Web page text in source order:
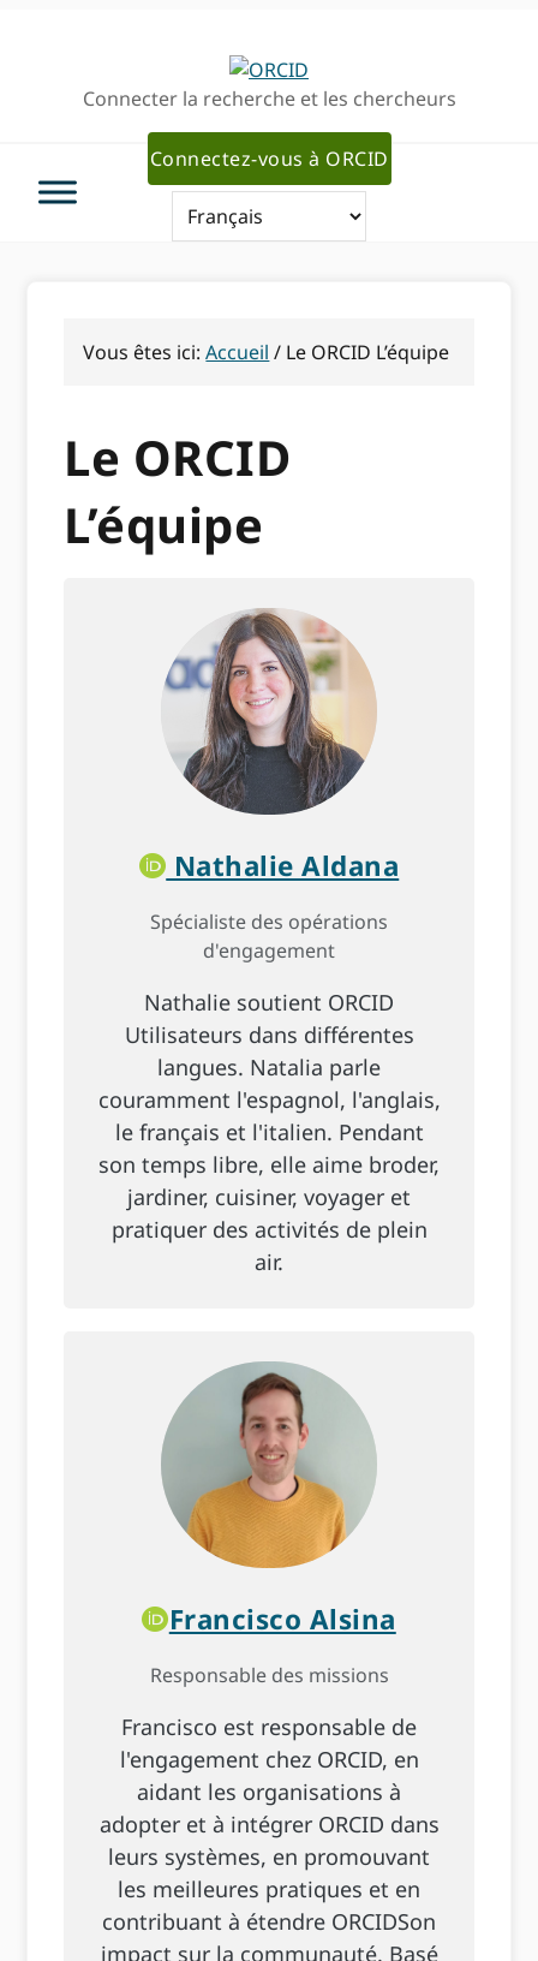
navigationConnecter la recherche et les chercheurs
Connectez-vous à ORCID
Vous êtes ici:Accueil / Le ORCID L’équipe
Le ORCID
L’équipe
Nathalie Aldana
Spécialiste des opérations
d'engagement
Nathalie soutient ORCID
Utilisateurs dans différentes
langues. Natalia parle
couramment l'espagnol, l'anglais,
le français et l'italien. Pendant
son temps libre, elle aime broder,
jardiner, cuisiner, voyager et
pratiquer des activités de plein
air.
Francisco Alsina
Responsable des missions
Francisco est responsable de
l'engagement chez ORCID, en
aidant les organisations à
adopter et à intégrer ORCID dans
leurs systèmes, en promouvant
les meilleures pratiques et en
contribuant à étendre ORCIDSon
impact sur la communauté. Basé